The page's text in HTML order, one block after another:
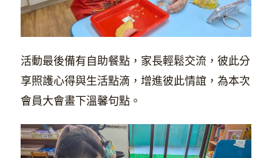
活動最後備有自助餐點，家長輕鬆交流，彼此分
享照護心得與生活點滴，增進彼此情誼，為本次
會員大會畫下溫馨句點。